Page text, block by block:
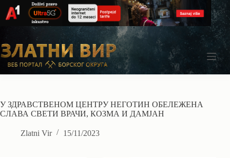
content
У ЗДРАВСТВЕНОМ ЦЕНТРУ НЕГОТИН ОБЕЛЕЖЕНА
СЛАВА СВЕТИ ВРАЧИ, КОЗМА И ДАМЈАН
Zlatni Vir 15/11/2023